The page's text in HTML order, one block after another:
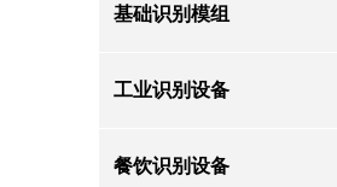
基础识别模组
工业识别设备
餐饮识别设备